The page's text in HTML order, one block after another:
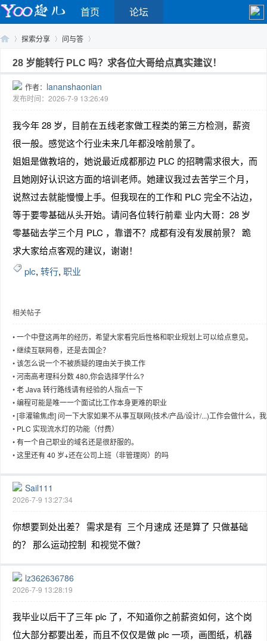
首页 论坛
探索分享
›
问与答
›
28 岁能转行 PLC 吗？求各位大哥给点真实建议！
作者： lananshaonian
发布时间：2026-7-9 13:26:49
我今年 28 岁，目前在五线老家做工程类的第三方检测，薪资
很一般。感觉这个行业未来几年都没啥前景了。
姐姐是做教培的，她说最近成都那边 PLC 的招聘需求很大，而
且她刚好认识这方面的培训老师。她建议我过去苦学三个月，
说熬过去就能慢慢上手。但我现在的工作和 PLC 完全不沾边，
等于要零基础从头开始。请问各位转行前辈 业内大哥：28 岁
零基础去学三个月 PLC ，靠谱不？成都有没有发展前景？ 跪
求大家给点客观的建议，谢谢！
plc, 转行, 职业
相关帖子
•一个中登这两年的经历，希望大家看完后性格和职业规划上可以给点意见。
•继续互联网卷，还是去国企？
•该怎么说一个不被质疑的理由关于换工作
•河南高考理科分数 480,你会选择学什么?
•老 Java 转行路线请有经验的人指点一下
•编程可能是唯一一个面试比工作本身更难的职业
•[非灌输焦虑] 问一下大家如果不从事互联网(技术/产品/设计/...)工作会做什么，
现我好像啥都不会了
• PLC 实现流水灯的功能（付费）
•有一个自己职业的域名还是很舒服的。
•这里还有 40 岁+还在公司上班（非管理岗）的吗
Sail111
2026-7-9 13:27:34
你想要到处出差？ 需求是有 三个月速成 还是算了 只做基础
的？ 那么运动控制 和视觉不做？
lz362636786
2026-7-9 13:28:19
我毕业以后干了三年 plc 了，不知道你之前薪资如何，这个岗
位大部分都要出差，而且不仅仅是做 plc 一项，画图纸，机器